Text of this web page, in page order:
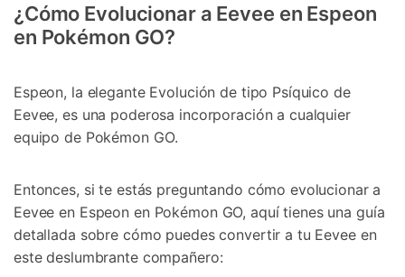
¿Cómo Evolucionar a Eevee en Espeon
en Pokémon GO?󠀲󠀡󠀨󠀠󠀢󠀣󠀢󠀤󠀥󠀳
Espeon, la elegante Evolución de tipo Psíquico de
Eevee, es una poderosa incorporación a cualquier
equipo de Pokémon GO󠀲󠀡󠀨󠀠󠀢󠀣󠀣󠀦󠀠󠀳.
Entonces, si te estás preguntando cómo evolucionar a
Eevee en Espeon en Pokémon GO, aquí tienes una guía
detallada sobre cómo puedes convertir a tu Eevee en
este deslumbrante compañero:󠀲󠀡󠀨󠀠󠀢󠀣󠀣󠀦󠀡󠀳